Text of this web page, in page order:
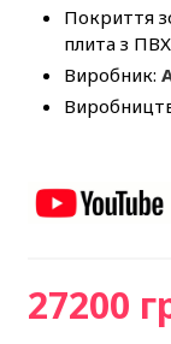
Покриття
плита з
Виробник:
27200